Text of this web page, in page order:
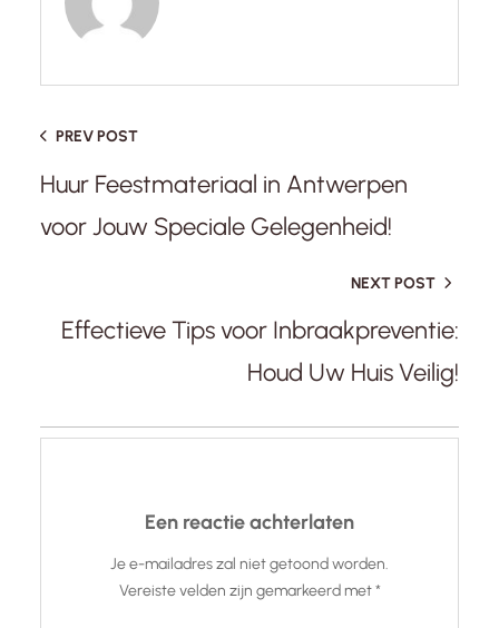
PREV POST
Huur Feestmateriaal in Antwerpen
voor Jouw Speciale Gelegenheid!
NEXT POST
Effectieve Tips voor Inbraakpreventie:
Houd Uw Huis Veilig!
Een reactie achterlaten
Je e-mailadres zal niet getoond worden.
Vereiste velden zijn gemarkeerd met*